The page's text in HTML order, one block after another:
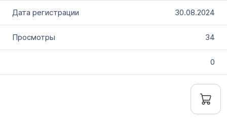
30.08.2024
34
0